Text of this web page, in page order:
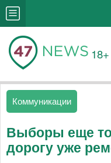
18+
Коммуникации
Выборы еще
дорогу уже